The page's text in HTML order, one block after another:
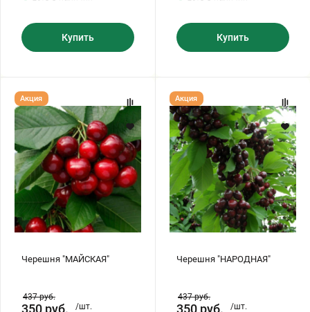
Купить Купить
Черешня
"МАЙСКАЯ"
Черешня "МАЙСКАЯ"
Акция
437руб.
350 руб.
/шт.
Черешня
"НАРОДНАЯ"
Черешня "НАРОДНАЯ"
Акция
437руб.
350 руб.
/шт.